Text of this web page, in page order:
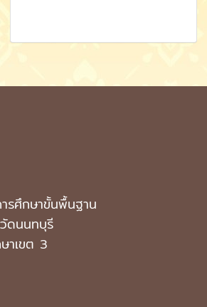
รศึกษาขั้นพื้นฐาน
ดนนทบุรี
าเขต 3